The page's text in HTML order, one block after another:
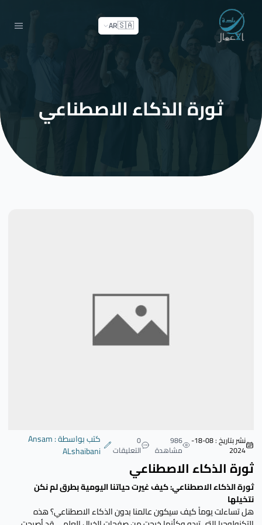
🇸🇦
AR
ثورة الذكاء الاصطناعي
نشر بتاريخ : 08-18-
2024
986
مشاهدة
0
التعليقات
كتب بواسطة : Ansam
ALshaibani
ثورة الذكاء الاصطناعي
ثورة الذكاء الاصطناعي: كيف غيرت حياتنا اليومية بطرق لم نكن
نتخيلها
هل تساءلت يوماً كيف سيكون عالمنا بدون الذكاء الاصطناعي؟ هذه